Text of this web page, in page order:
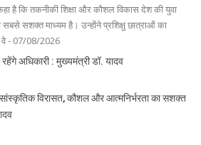
है कि तकनीकी शिक्षा और कौशल विकास देश की युवा
सबसे सशक्त माध्यम है। उन्होंने प्रशिक्षु छात्राओं का
वे - 07/08/2026
अधिकारी : मुख्यमंत्री डॉ. यादव
सांस्कृतिक विरासत, कौशल और आत्मनिर्भरता का सशक्त